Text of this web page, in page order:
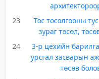
23
Тос тосолгооны
зураг төсөл,
24
3-р цехийн
урсгал засварын
төсөв